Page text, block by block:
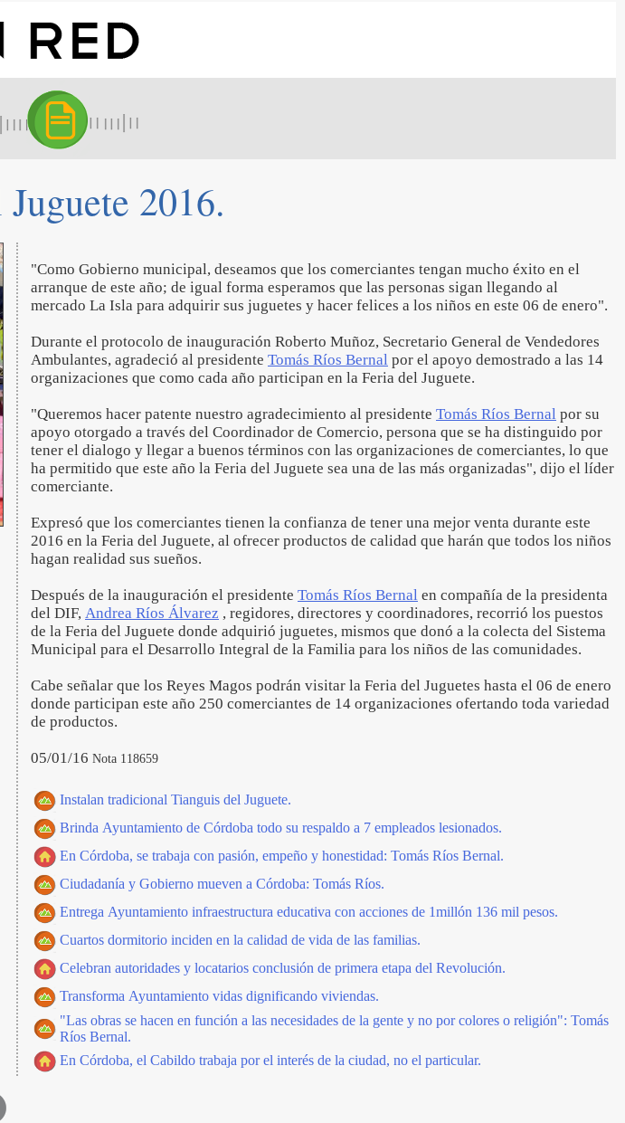
2016.
"Como Gobierno municipal, deseamos que los comerciantes tengan mucho éxito en el
arranque de este año; de igual forma esperamos que las personas sigan llegando al
mercado La Isla para adquirir sus juguetes y hacer felices a los niños en este 06 de enero".
Durante el protocolo de inauguración Roberto Muñoz, Secretario General de Vendedores
Ambulantes, agradeció al presidente Tomás Ríos Bernal por el apoyo demostrado a las 14
organizaciones que como cada año participan en la Feria del Juguete.
"Queremos hacer patente nuestro agradecimiento al presidente Tomás Ríos Bernal por su
apoyo otorgado a través del Coordinador de Comercio, persona que se ha distinguido por
tener el dialogo y llegar a buenos términos con las organizaciones de comerciantes, lo que
ha permitido que este año la Feria del Juguete sea una de las más organizadas", dijo el líder
comerciante.
Expresó que los comerciantes tienen la confianza de tener una mejor venta durante este
2016 en la Feria del Juguete, al ofrecer productos de calidad que harán que todos los niños
hagan realidad sus sueños.
Después de la inauguración el presidente Tomás Ríos Bernal en compañía de la presidenta
del DIF, Andrea Ríos Álvarez , regidores, directores y coordinadores, recorrió los puestos
de la Feria del Juguete donde adquirió juguetes, mismos que donó a la colecta del Sistema
Municipal para el Desarrollo Integral de la Familia para los niños de las comunidades.
Cabe señalar que los Reyes Magos podrán visitar la Feria del Juguetes hasta el 06 de enero
donde participan este año 250 comerciantes de 14 organizaciones ofertando toda variedad
de productos.
05/01/16 Nota 118659
Instalan tradicional Tianguis del Juguete.
Brinda Ayuntamiento de Córdoba todo su respaldo a 7 empleados lesionados.
En Córdoba, se trabaja con pasión, empeño y honestidad: Tomás Ríos Bernal.
Ciudadanía y Gobierno mueven a Córdoba: Tomás Ríos.
Entrega Ayuntamiento infraestructura educativa con acciones de 1millón 136 mil pesos.
Cuartos dormitorio inciden en la calidad de vida de las familias.
Celebran autoridades y locatarios conclusión de primera etapa del Revolución.
Transforma Ayuntamiento vidas dignificando viviendas.
"Las obras se hacen en función a las necesidades de la gente y no por colores o religión": Tomás
Ríos Bernal.
En Córdoba, el Cabildo trabaja por el interés de la ciudad, no el particular.